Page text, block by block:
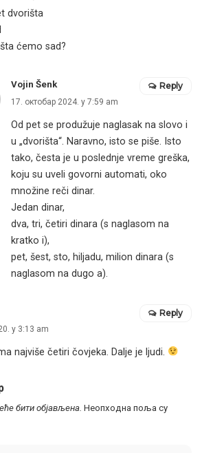
dvorišta
ćemo sad?
Vojin Šenk
17. октобар 2024. у 7:59 am
Od pet se produžuje naglasak na slovo i
u „dvorišta“. Naravno, isto se piše. Isto
tako, česta je u poslednje vreme greška,
koju su uveli govorni automati, oko
množine reči dinar.
Jedan dinar,
dva, tri, četiri dinara (s naglasom na
kratko i),
pet, šest, sto, hiljadu, milion dinara (s
naglasom na dugo a).
Reply
у 3:13 am
najviše četiri čovjeka. Dalje je ljudi.
Reply
бити објављена. Неопходна поља су